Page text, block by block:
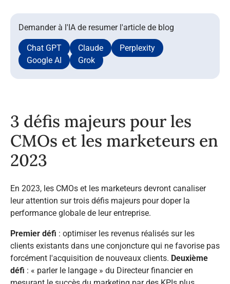
Demander à l'IA de resumer l'article de blog
Chat GPT Claude
Perplexity
Google AI
Grok
3 défis majeurs pour les
CMOs et les marketeurs en
2023
En 2023, les CMOs et les marketeurs devront canaliser
leur attention sur trois défis majeurs pour doper la
performance globale de leur entreprise.
Premier défi : optimiser les revenus réalisés sur les
clients existants dans une conjoncture qui ne favorise pas
forcément l'acquisition de nouveaux clients. Deuxième
défi : « parler le langage » du Directeur financier en